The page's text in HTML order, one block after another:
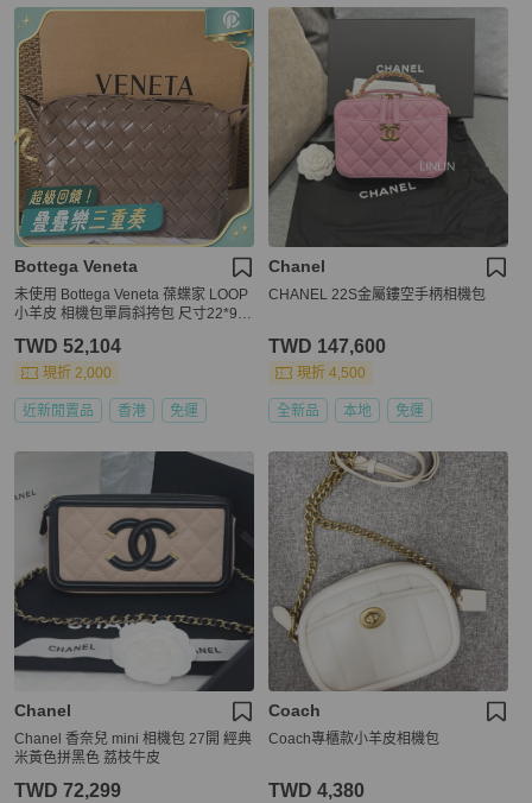
Bottega Veneta
未使用 Bottega Veneta 葆蝶家 LOOP
小羊皮 相機包單肩斜挎包 尺寸22*9*1
TWD 52,104
現折 2,000
近新閒置品 香港 免運
Chanel
CHANEL 22S金屬鏤空手柄相機包
TWD 147,600
現折 4,500
全新品 本地 免運
Chanel
Chanel 香奈兒 mini 相機包 27開 經典
米黃色拼黑色 荔枝牛皮
TWD 72,299
Coach
Coach專櫃款小羊皮相機包
TWD 4,380